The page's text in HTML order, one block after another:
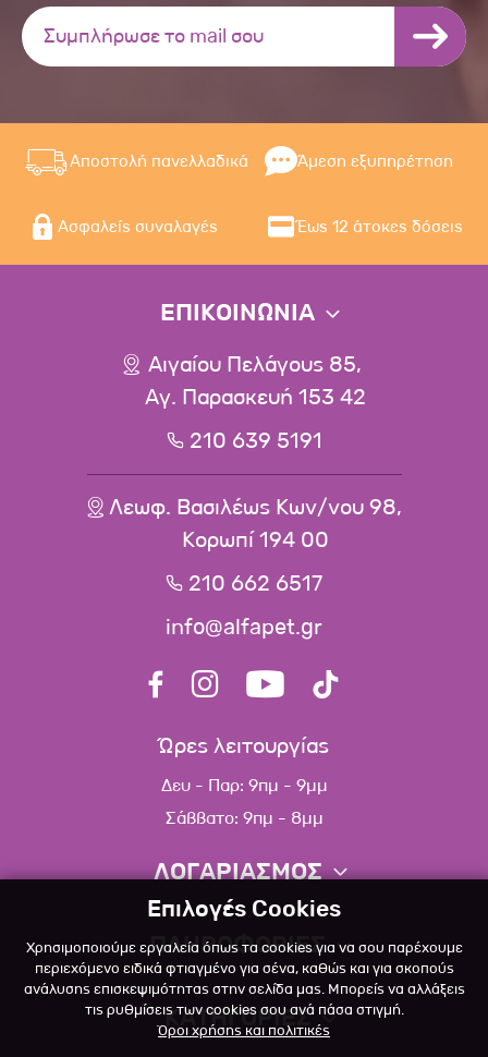
Αποστολή πανελλαδικά Άμεση εξυπηρέτηση
Ασφαλείς συναλαγές Έως 12 άτοκες δόσεις
ΕΠΙΚΟΙΝΩΝΙΑ
Αιγαίου Πελάγους 85,
Αγ. Παρασκευή 153 42
210 639 5191
Λεωφ. Βασιλέως Κων/νου 98,
Κορωπί 194 00
210 662 6517
info@alfapet.gr
Ώρες λειτουργίας
Δευ - Παρ: 9πμ - 9μμ
Σάββατο: 9πμ - 8μμ
ΛΟΓΑΡΙΑΣΜΟΣ
Πληροφορίες λογαριασμού
Λίστα αγαπημένων
Πολιτική επιστροφών
ΠΛΗΡΟΦΟΡΙΕΣ
Σχετικά
Επικοινωνία
ΚΑΤΗΓΟΡΙΕΣ
Επιλογές Cookies
Χρησιμοποιούμε εργαλεία όπως τα cookies για να σου παρέχουμε
περιεχόμενο ειδικά φτιαγμένο για σένα, καθώς και για σκοπούς
ανάλυσης επισκεψιμότητας στην σελίδα μας. Μπορείς να αλλάξεις
τις ρυθμίσεις των cookies σου ανά πάσα στιγμή.
Όροι χρήσης και πολιτικές